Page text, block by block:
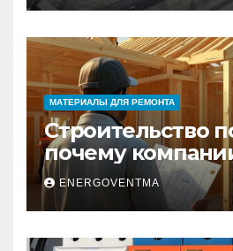
МАТЕРИАЛЫ ДЛЯ РЕМОНТА
Строительство
почему
цикла меняют
недвижимости
ENERGOVENTMA